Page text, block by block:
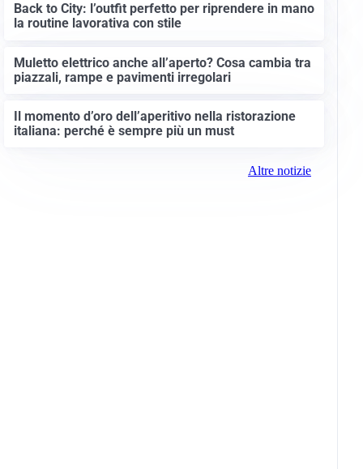
Back to City: l’outfit perfetto per riprendere in mano
la routine lavorativa con stile
Muletto elettrico anche all’aperto? Cosa cambia tra
piazzali, rampe e pavimenti irregolari
Il momento d’oro dell’aperitivo nella ristorazione
italiana: perché è sempre più un must
Altre notizie